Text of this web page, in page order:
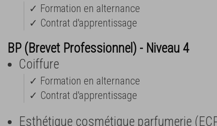
✓ Formation en alternance
✓ Contrat d'apprentissage
BP (Brevet Professionnel) - Niveau 4
Coiffure
✓ Formation en alternance
✓ Contrat d'apprentissage
Esthétique cosmétique parfumerie